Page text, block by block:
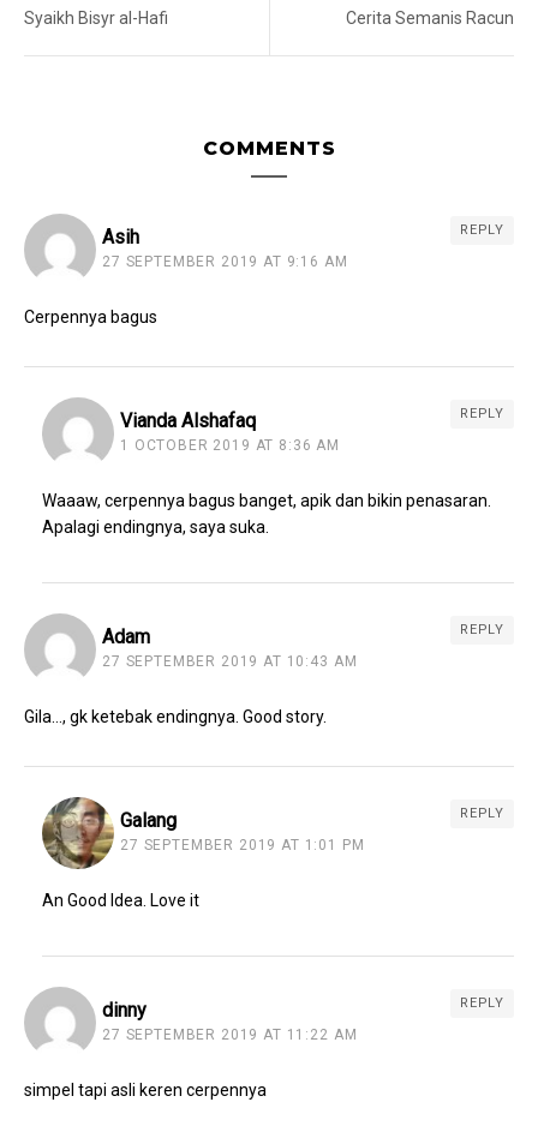
Syaikh Bisyr al-Hafi Cerita Semanis Racun
COMMENTS
Asih
27 SEPTEMBER 2019 AT 9:16 AM
REPLY
Cerpennya bagus
Vianda Alshafaq
1 OCTOBER 2019 AT 8:36 AM
REPLY
Waaaw, cerpennya bagus banget, apik dan bikin penasaran.
Apalagi endingnya, saya suka.
Adam
27 SEPTEMBER 2019 AT 10:43 AM
REPLY
Gila…, gk ketebak endingnya. Good story.
Galang
27 SEPTEMBER 2019 AT 1:01 PM
REPLY
An Good Idea. Love it
dinny
27 SEPTEMBER 2019 AT 11:22 AM
REPLY
simpel tapi asli keren cerpennya